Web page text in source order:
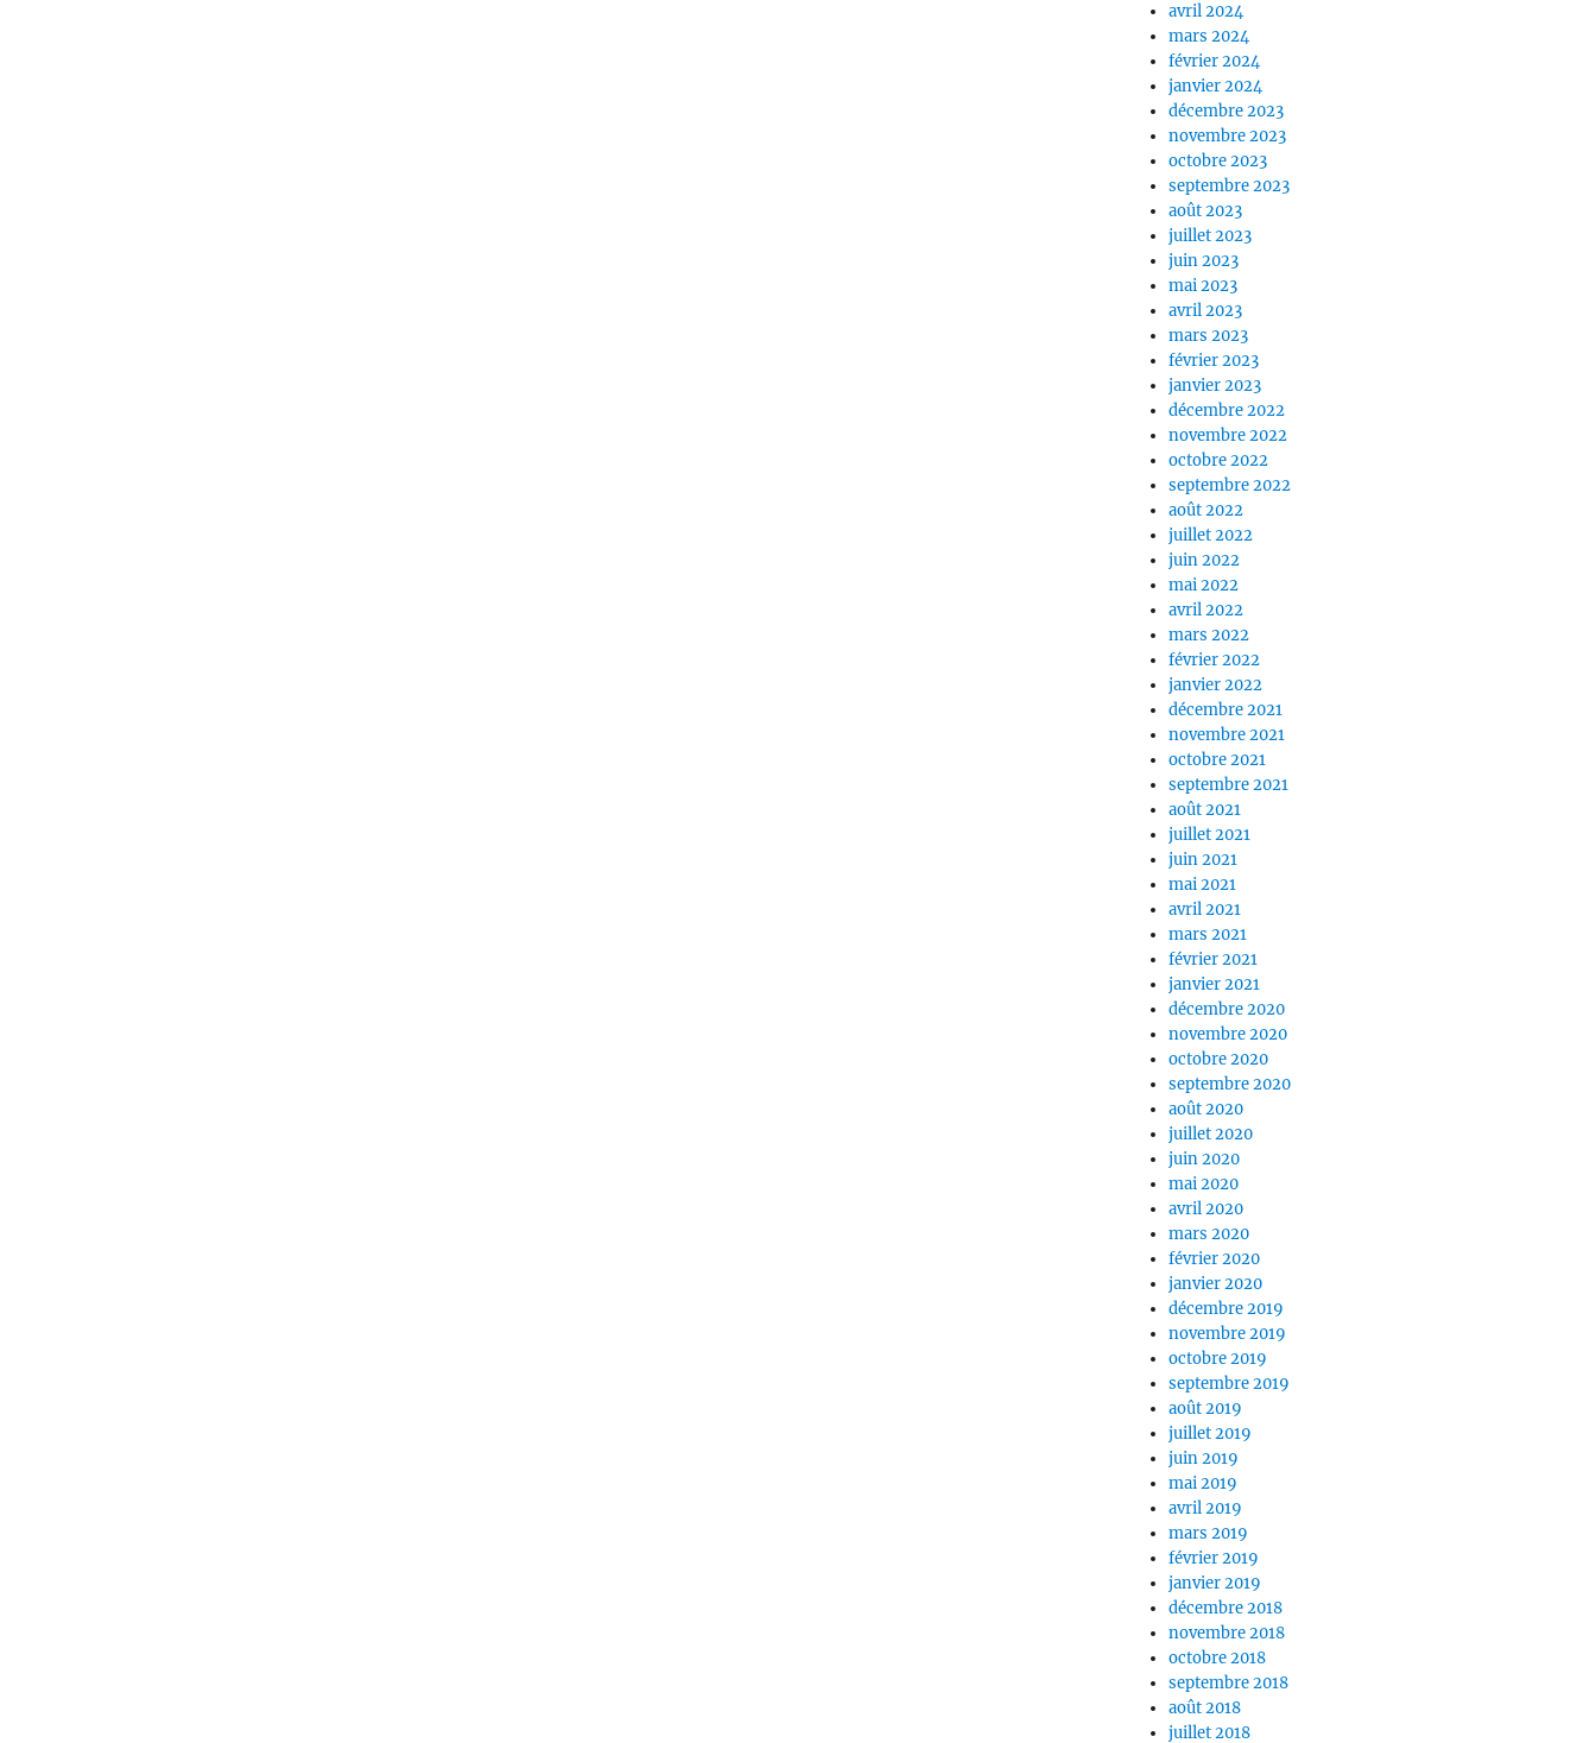
avril 2024
mars 2024
février 2024
janvier 2024
décembre 2023
novembre 2023
octobre 2023
septembre 2023
août 2023
juillet 2023
juin 2023
mai 2023
avril 2023
mars 2023
février 2023
janvier 2023
décembre 2022
novembre 2022
octobre 2022
septembre 2022
août 2022
juillet 2022
juin 2022
mai 2022
avril 2022
mars 2022
février 2022
janvier 2022
décembre 2021
novembre 2021
octobre 2021
septembre 2021
août 2021
juillet 2021
juin 2021
mai 2021
avril 2021
mars 2021
février 2021
janvier 2021
décembre 2020
novembre 2020
octobre 2020
septembre 2020
août 2020
juillet 2020
juin 2020
mai 2020
avril 2020
mars 2020
février 2020
janvier 2020
décembre 2019
novembre 2019
octobre 2019
septembre 2019
août 2019
juillet 2019
juin 2019
mai 2019
avril 2019
mars 2019
février 2019
janvier 2019
décembre 2018
novembre 2018
octobre 2018
septembre 2018
août 2018
juillet 2018